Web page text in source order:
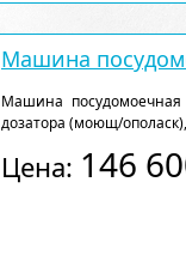
Машина
Машина
дозатора (моющ/
Цена: 146